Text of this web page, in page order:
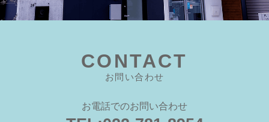
CONTACT
お問い合わせ
お電話でのお問い合わせ